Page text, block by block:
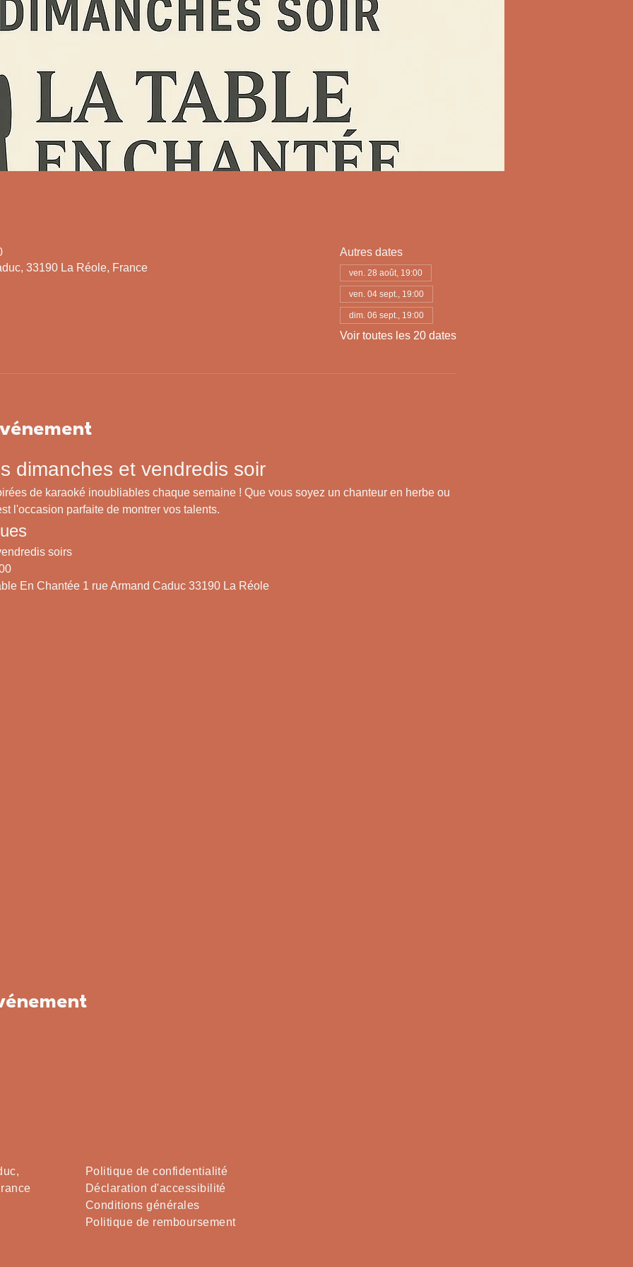
33190 La Réole, France
Autres dates
ven. 28 août, 19:00
ven. 04 sept., 19:00
dim. 06 sept., 19:00
Voir toutes les 20 dates
dimanches et vendredis soir
de karaoké inoubliables chaque semaine ! Que vous soyez un chanteur en herbe ou
l'occasion parfaite de montrer vos talents.
soirs
En Chantée 1 rue Armand Caduc 33190 La Réole
Politique de confidentialité
Déclaration d'accessibilité
Conditions générales
Politique de remboursement